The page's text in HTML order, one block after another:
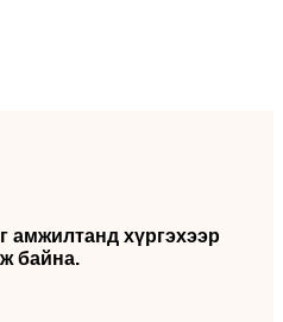
амжилтанд хүргэхээр
байна.